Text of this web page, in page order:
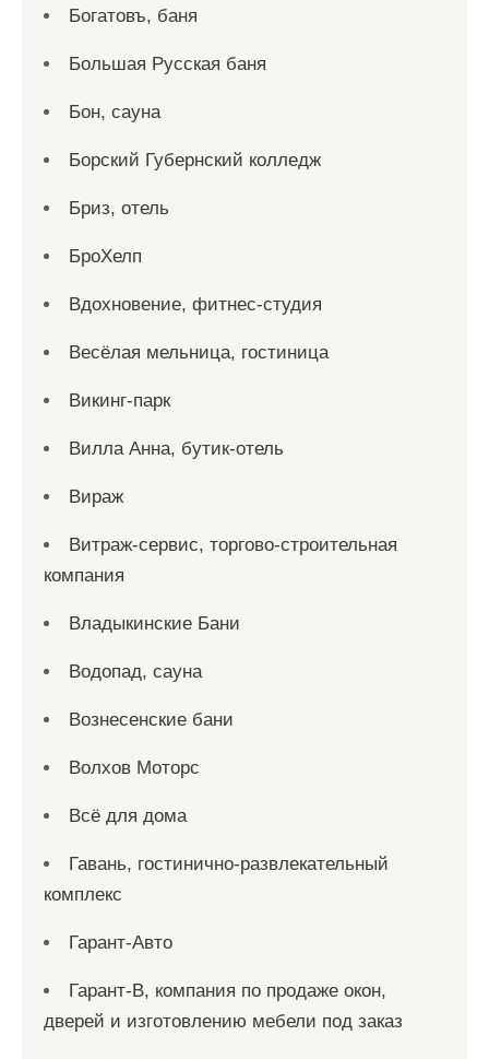
Богатовъ, баня
Большая Русская баня
Бон, сауна
Борский Губернский колледж
Бриз, отель
БроХелп
Вдохновение, фитнес-студия
Весёлая мельница, гостиница
Викинг-парк
Вилла Анна, бутик-отель
Вираж
Витраж-сервис, торгово-строительная
компания
Владыкинские Бани
Водопад, сауна
Вознесенские бани
Волхов Моторс
Всё для дома
Гавань, гостинично-развлекательный
комплекс
Гарант-Авто
Гарант-В, компания по продаже окон,
дверей и изготовлению мебели под заказ